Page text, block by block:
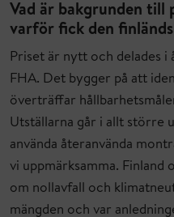
Vad är bakgrunden till
varför fick den
Priset är nytt och delades i
FHA. Det bygger på att
överträffar
Utställarna går i allt större
använda återanvända
vi uppmärksamma. Finland
om nollavfall och
mängden och var